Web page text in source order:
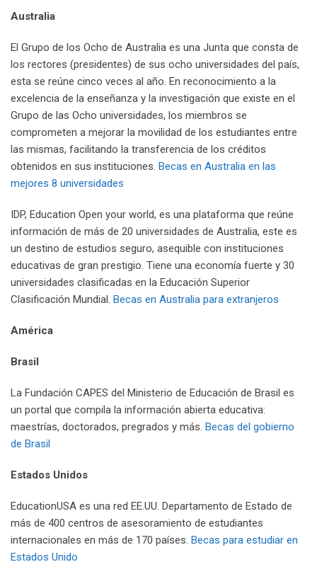
Australia
El Grupo de los Ocho de Australia es una Junta que consta de
los rectores (presidentes) de sus ocho universidades del país,
esta se reúne cinco veces al año. En reconocimiento a la
excelencia de la enseñanza y la investigación que existe en el
Grupo de las Ocho universidades, los miembros se
comprometen a mejorar la movilidad de los estudiantes entre
las mismas, facilitando la transferencia de los créditos
obtenidos en sus instituciones. Becas en Australia en las
mejores 8 universidades
IDP, Education Open your world, es una plataforma que reúne
información de más de 20 universidades de Australia, este es
un destino de estudios seguro, asequible con instituciones
educativas de gran prestigio. Tiene una economía fuerte y 30
universidades clasificadas en la Educación Superior
Clasificación Mundial. Becas en Australia para extranjeros
América
Brasil
La Fundación CAPES del Ministerio de Educación de Brasil es
un portal que compila la información abierta educativa:
maestrías, doctorados, pregrados y más. Becas del gobierno
de Brasil
Estados Unidos
EducationUSA es una red EE.UU. Departamento de Estado de
más de 400 centros de asesoramiento de estudiantes
internacionales en más de 170 países. Becas para estudiar en
Estados Unido